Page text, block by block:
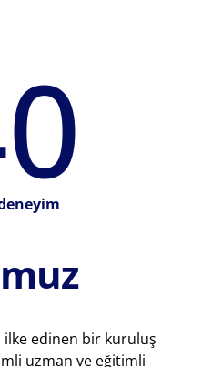
ilke edinen bir kuruluş
uzman ve eğitimli